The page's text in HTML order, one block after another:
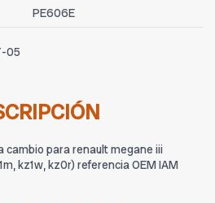
PE606E
05
cambio para renault megane iii
kz1w, kz0r) referencia OEM IAM